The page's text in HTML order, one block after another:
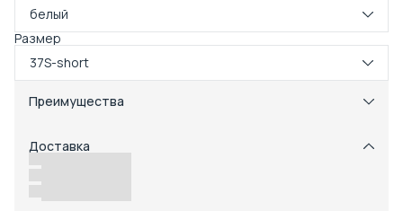
белый
Размер
37S-short
Преимущества
Примерка при получении в пункте выдачи
Возможность отказаться от части товаров
Доставка